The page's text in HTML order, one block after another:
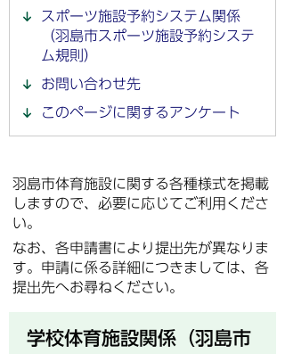
スポーツ施設予約システム関係
（羽島市スポーツ施設予約システ
ム規則）
お問い合わせ先
このページに関するアンケート
羽島市体育施設に関する各種様式を掲載
しますので、必要に応じてご利用くださ
い。
なお、各申請書により提出先が異なりま
す。申請に係る詳細につきましては、各
提出先へお尋ねください。
学校体育施設関係（羽島市